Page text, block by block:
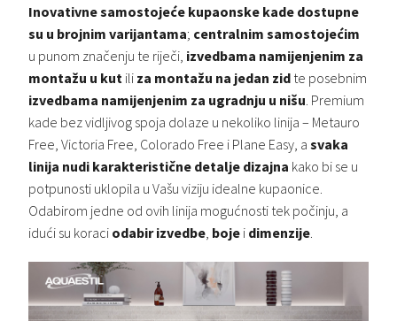
Inovativne samostojeće kupaonske kade dostupne
su u brojnim varijantama; centralnim samostojećim
u punom značenju te riječi, izvedbama namijenjenim za
montažu u kut ili za montažu na jedan zid te posebnim
izvedbama namijenjenim za ugradnju u nišu. Premium
kade bez vidljivog spoja dolaze u nekoliko linija – Metauro
Free, Victoria Free, Colorado Free i Plane Easy, a svaka
linija nudi karakteristične detalje dizajna kako bi se u
potpunosti uklopila u Vašu viziju idealne kupaonice.
Odabirom jedne od ovih linija mogućnosti tek počinju, a
idući su koraci odabir izvedbe, boje i dimenzije.